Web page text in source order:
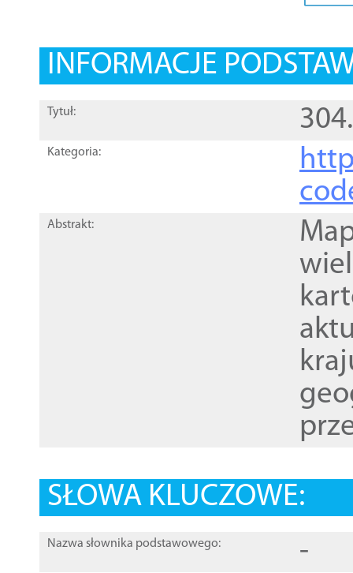
INFORMACJE
Tytuł:
Kategoria:
Abstrakt:
SŁOWA KLUCZOWE:
Nazwa słownika podstawowego: -